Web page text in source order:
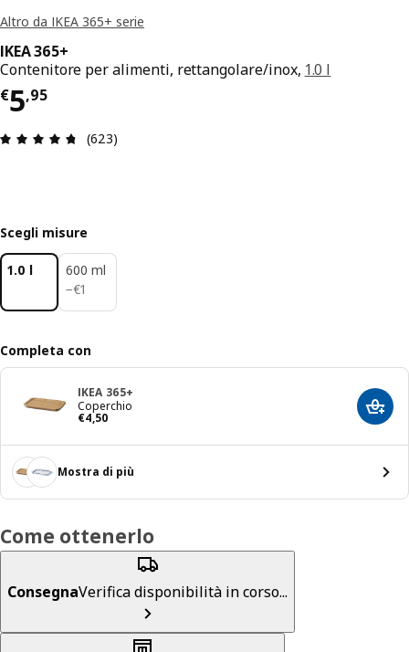
Altro da IKEA 365+ serie
IKEA 365+
Contenitore per alimenti, rettangolare/inox, 1.0 l
€5,95
Prezzo € 5,95
Recensione: 4.7 di 5 stelle. Recensioni totali: 623
(623)
Scegli misure
1.0 l
600 ml
−€1
€ 1
Completa con
IKEA 365+
Coperchio
€4,50
Prezzo € 4,50
Mostra di più
Come ottenerlo
ConsegnaVerifica disponibilità in corso...